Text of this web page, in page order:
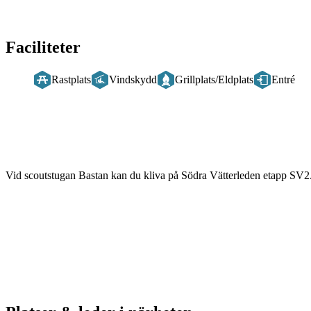
Faciliteter
Rastplats Vindskydd Grillplats/Eldplats Entré
Vid scoutstugan Bastan kan du kliva på Södra Vätterleden etapp